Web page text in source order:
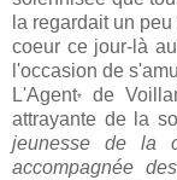
la regardait un
coeur ce jour-là
l'occasion de
L'Agent*
de
attrayante de la
jeunesse de la
accompagnée